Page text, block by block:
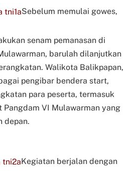
Sebelum memulai gowes,
senam pemanasan di
barulah dilanjutkan
Walikota Balikpapan,
pengibar bendera start,
para peserta, termasuk
Pangdam VI Mulawarman yang
depan.
Kegiatan berjalan dengan